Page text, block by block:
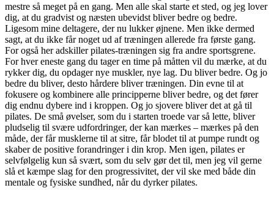
mestre så meget på en gang. Men alle skal starte et sted, og jeg lover
dig, at du gradvist og næsten ubevidst bliver bedre og bedre.
Ligesom mine deltagere, der nu lukker øjnene. Men ikke dermed
sagt, at du ikke får noget ud af træningen allerede fra første gang.
For også her adskiller pilates-træningen sig fra andre sportsgrene.
For hver eneste gang du tager en time på måtten vil du mærke, at du
rykker dig, du opdager nye muskler, nye lag. Du bliver bedre. Og jo
bedre du bliver, desto hårdere bliver træningen. Din evne til at
fokusere og kombinere alle principperne bliver bedre, og det fører
dig endnu dybere ind i kroppen. Og jo sjovere bliver det at gå til
pilates. De små øvelser, som du i starten troede var så lette, bliver
pludselig til svære udfordringer, der kan mærkes – mærkes på den
måde, der får musklerne til at sitre, får blodet til at pumpe rundt og
skaber de positive forandringer i din krop. Men igen, pilates er
selvfølgelig kun så svært, som du selv gør det til, men jeg vil gerne
slå et kæmpe slag for den progressivitet, der vil ske med både din
mentale og fysiske sundhed, når du dyrker pilates.